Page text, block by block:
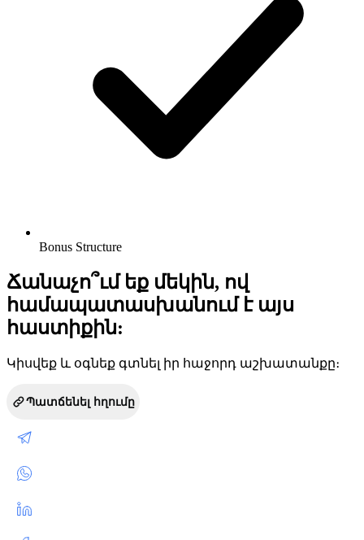
Bonus Structure
Ճանաչո՞ւմ եք մեկին, ով
համապատասխանում է այս
հաստիքին:
Կիսվեք և օգնեք գտնել իր հաջորդ աշխատանքը։
Պատճենել հղումը